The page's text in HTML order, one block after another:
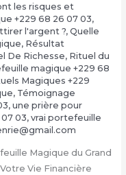
les risques et
+229 68 26 07 03,
l'argent ?, Quelle
, Résultat
De Richesse, Rituel du
magique +229 68
Magiques +229
, Témoignage
, une prière pour
03, vrai portefeuille
Magique du Grand
Vie Financière